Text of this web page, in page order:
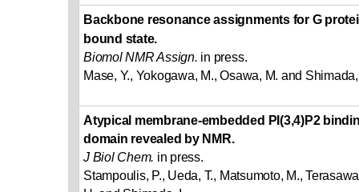
Backbone resonance assignments for G
bound state.
Biomol NMR Assign. in press.
Mase, Y., Yokogawa, M., Osawa, M. and
Atypical membrane-embedded PI(3,4)P2
domain revealed by NMR.
J Biol Chem. in press.
Stampoulis, P., Ueda, T., Matsumoto, M.,